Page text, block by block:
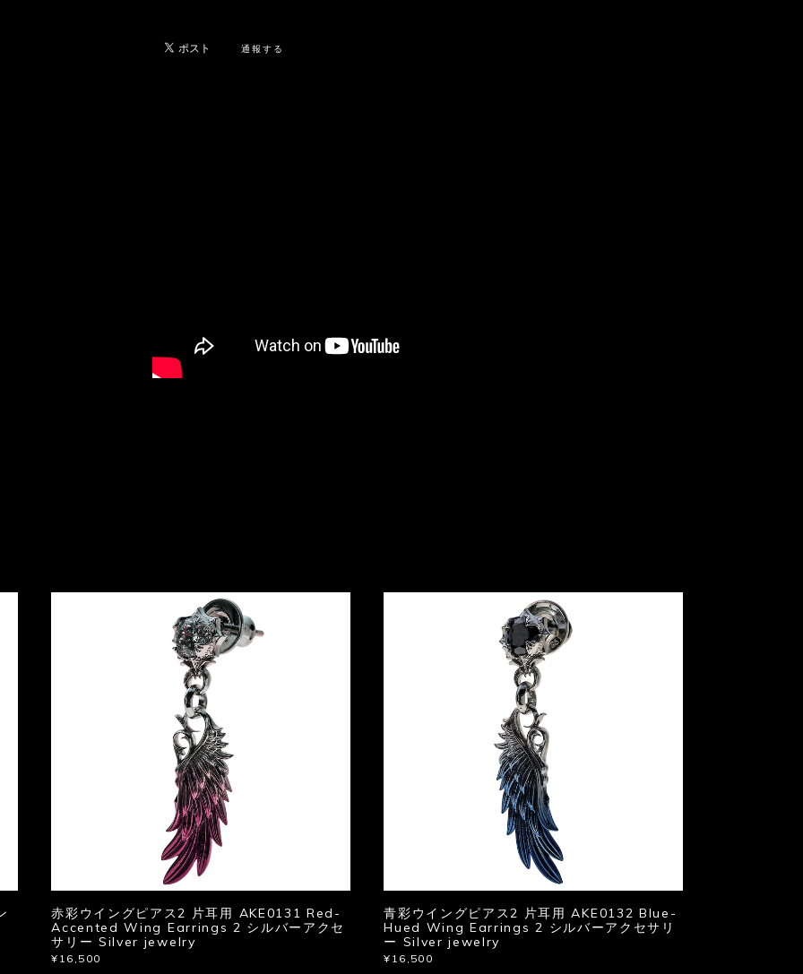
通報する
赤彩ウイングピアス2 片耳用 AKE0131 Red-
Accented Wing Earrings 2 シルバーアクセ
サリー Silver jewelry
¥16,500
青彩ウイングピアス2 片耳用 AKE0132 Blue-
Hued Wing Earrings 2 シルバーアクセサリ
ー Silver jewelry
¥16,500